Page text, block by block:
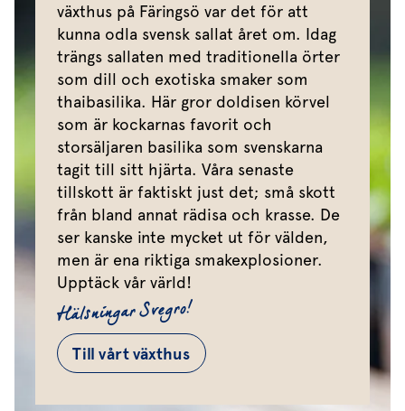
växthus på Färingsö var det för att
kunna odla svensk sallat året om. Idag
trängs sallaten med traditionella örter
som dill och exotiska smaker som
thaibasilika. Här gror doldisen körvel
som är kockarnas favorit och
storsäljaren basilika som svenskarna
tagit till sitt hjärta. Våra senaste
tillskott är faktiskt just det; små skott
från bland annat rädisa och krasse. De
ser kanske inte mycket ut för välden,
men är ena riktiga smakexplosioner.
Upptäck vår värld!
Hälsningar Svegro!
Till vårt växthus